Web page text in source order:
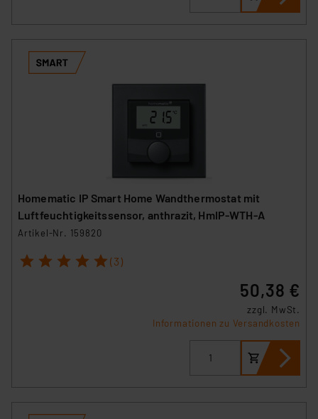
Homematic IP Smart Home Wandthermostat mit
Luftfeuchtigkeitssensor, anthrazit, HmIP-WTH-A
Artikel-Nr. 159820
1 2 3 4 5 (3)
50,38 €
zzgl. MwSt.
Informationen zu Versandkosten